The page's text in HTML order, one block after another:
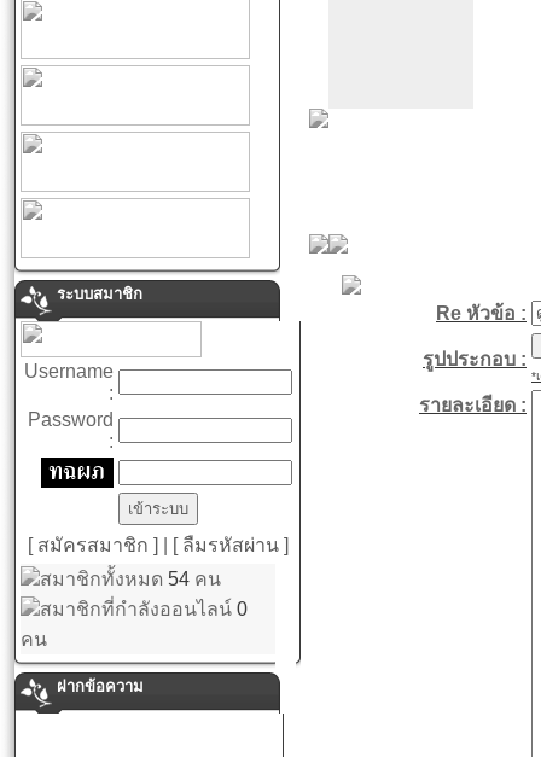
ระบบสมาชิก
Username
:
Password
:
[ สมัครสมาชิก ]
[ ลืมรหัสผ่าน ]
สมาชิกทั้งหมด 54 คน
สมาชิกที่กำลังออนไลน์ 0
คน
ฝากข้อความ
Re หัวข้อ :
รูปประกอบ :
*
รายละเอียด :